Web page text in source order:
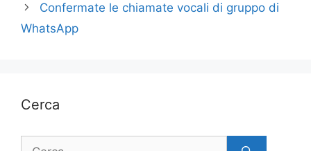
Confermate le chiamate vocali di gruppo di
WhatsApp
Cerca
Ricerca